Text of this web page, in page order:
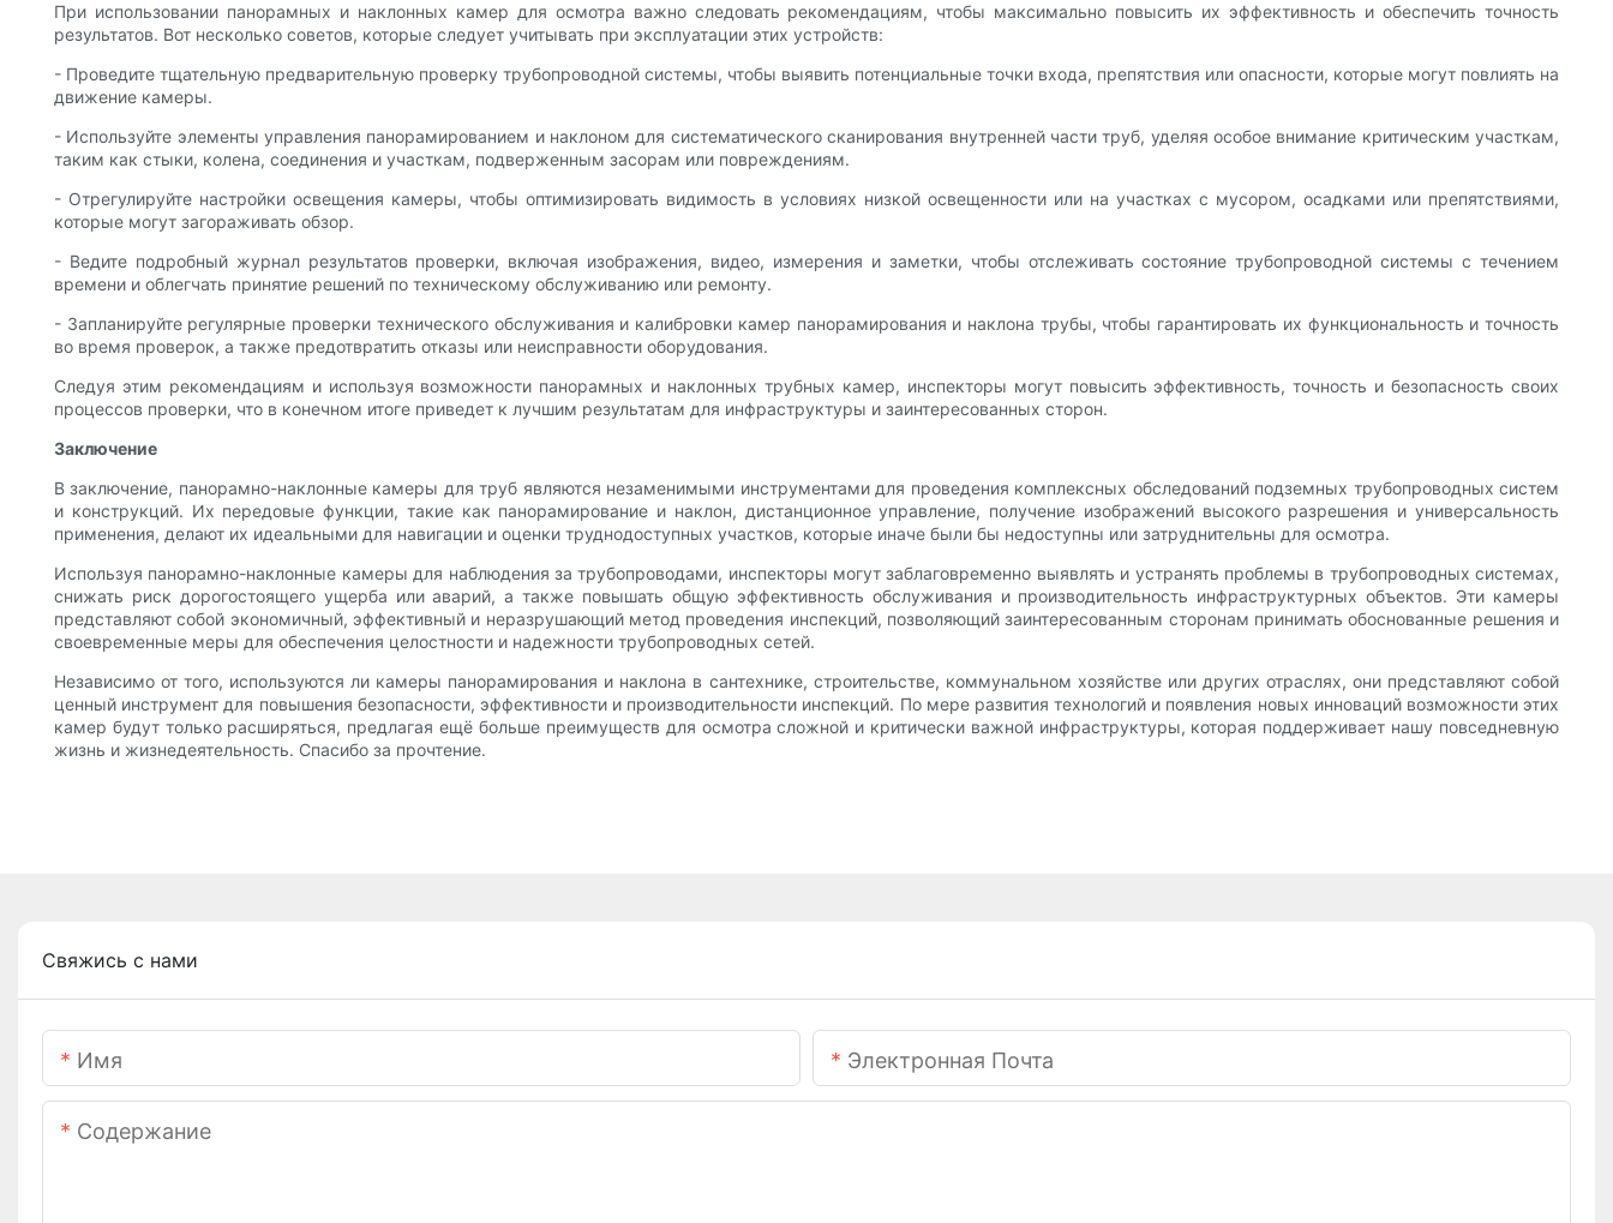
При использовании панорамных и наклонных камер для осмотра важно следовать рекомендациям, чтобы максимально повысить их эффективность и обеспечить точность
результатов. Вот несколько советов, которые следует учитывать при эксплуатации этих устройств:
- Проведите тщательную предварительную проверку трубопроводной системы, чтобы выявить потенциальные точки входа, препятствия или опасности, которые могут повлиять на
движение камеры.
- Используйте элементы управления панорамированием и наклоном для систематического сканирования внутренней части труб, уделяя особое внимание критическим участкам,
таким как стыки, колена, соединения и участкам, подверженным засорам или повреждениям.
- Отрегулируйте настройки освещения камеры, чтобы оптимизировать видимость в условиях низкой освещенности или на участках с мусором, осадками или препятствиями,
которые могут загораживать обзор.
- Ведите подробный журнал результатов проверки, включая изображения, видео, измерения и заметки, чтобы отслеживать состояние трубопроводной системы с течением
времени и облегчать принятие решений по техническому обслуживанию или ремонту.
- Запланируйте регулярные проверки технического обслуживания и калибровки камер панорамирования и наклона трубы, чтобы гарантировать их функциональность и точность
во время проверок, а также предотвратить отказы или неисправности оборудования.
Следуя этим рекомендациям и используя возможности панорамных и наклонных трубных камер, инспекторы могут повысить эффективность, точность и безопасность своих
процессов проверки, что в конечном итоге приведет к лучшим результатам для инфраструктуры и заинтересованных сторон.
Заключение
В заключение, панорамно-наклонные камеры для труб являются незаменимыми инструментами для проведения комплексных обследований подземных трубопроводных систем
и конструкций. Их передовые функции, такие как панорамирование и наклон, дистанционное управление, получение изображений высокого разрешения и универсальность
применения, делают их идеальными для навигации и оценки труднодоступных участков, которые иначе были бы недоступны или затруднительны для осмотра.
Используя панорамно-наклонные камеры для наблюдения за трубопроводами, инспекторы могут заблаговременно выявлять и устранять проблемы в трубопроводных системах,
снижать риск дорогостоящего ущерба или аварий, а также повышать общую эффективность обслуживания и производительность инфраструктурных объектов. Эти камеры
представляют собой экономичный, эффективный и неразрушающий метод проведения инспекций, позволяющий заинтересованным сторонам принимать обоснованные решения и
своевременные меры для обеспечения целостности и надежности трубопроводных сетей.
Независимо от того, используются ли камеры панорамирования и наклона в сантехнике, строительстве, коммунальном хозяйстве или других отраслях, они представляют собой
ценный инструмент для повышения безопасности, эффективности и производительности инспекций. По мере развития технологий и появления новых инноваций возможности этих
камер будут только расширяться, предлагая ещё больше преимуществ для осмотра сложной и критически важной инфраструктуры, которая поддерживает нашу повседневную
жизнь и жизнедеятельность. Спасибо за прочтение.
Свяжись с нами
Имя Электронная Почта
Содержание